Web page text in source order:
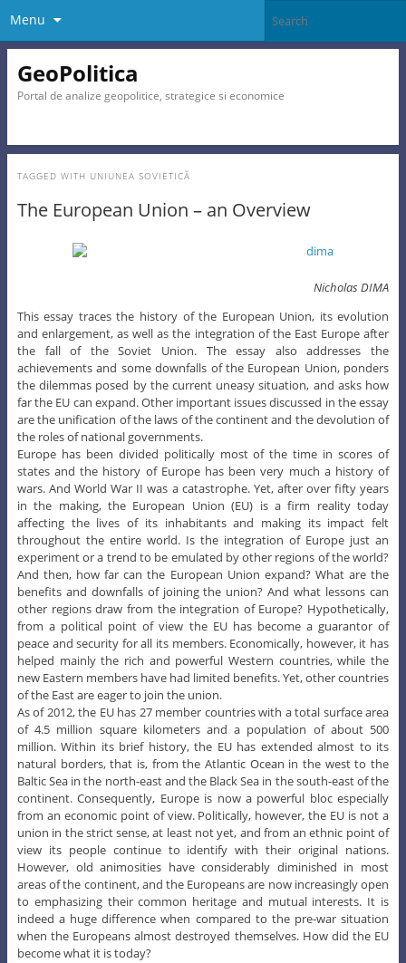
Menu
GeoPolitica
Portal de analize geopolitice, strategice si economice
TAGGED WITH UNIUNEA SOVIETICĂ
The European Union – an Overview
Nicholas DIMA
This essay traces the history of the European Union, its evolution
and enlargement, as well as the integration of the East Europe after
the fall of the Soviet Union. The essay also addresses the
achievements and some downfalls of the European Union, ponders
the dilemmas posed by the current uneasy situation, and asks how
far the EU can expand. Other important issues discussed in the essay
are the unification of the laws of the continent and the devolution of
the roles of national governments.
Europe has been divided politically most of the time in scores of
states and the history of Europe has been very much a history of
wars. And World War II was a catastrophe. Yet, after over fifty years
in the making, the European Union (EU) is a firm reality today
affecting the lives of its inhabitants and making its impact felt
throughout the entire world. Is the integration of Europe just an
experiment or a trend to be emulated by other regions of the world?
And then, how far can the European Union expand? What are the
benefits and downfalls of joining the union? And what lessons can
other regions draw from the integration of Europe? Hypothetically,
from a political point of view the EU has become a guarantor of
peace and security for all its members. Economically, however, it has
helped mainly the rich and powerful Western countries, while the
new Eastern members have had limited benefits. Yet, other countries
of the East are eager to join the union.
As of 2012, the EU has 27 member countries with a total surface area
of 4.5 million square kilometers and a population of about 500
million. Within its brief history, the EU has extended almost to its
natural borders, that is, from the Atlantic Ocean in the west to the
Baltic Sea in the north-east and the Black Sea in the south-east of the
continent. Consequently, Europe is now a powerful bloc especially
from an economic point of view. Politically, however, the EU is not a
union in the strict sense, at least not yet, and from an ethnic point of
view its people continue to identify with their original nations.
However, old animosities have considerably diminished in most
areas of the continent, and the Europeans are now increasingly open
to emphasizing their common heritage and mutual interests. It is
indeed a huge difference when compared to the pre-war situation
when the Europeans almost destroyed themselves. How did the EU
become what it is today?